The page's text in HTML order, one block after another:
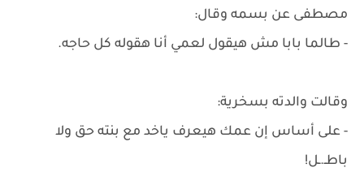
مصطفى عن بسمه وقال:
- طالما بابا مش هيقول لعمي أنا هقوله كل حاجه.
وقالت والدته بسخرية:
- على أساس إن عمك هيعرف ياخد مع بنته حق ولا
باطـ.ـل!